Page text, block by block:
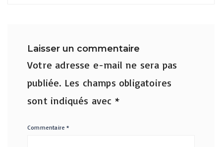
Laisser un commentaire
Votre adresse e-mail ne sera pas
publiée. Les champs obligatoires
sont indiqués avec *
Commentaire*